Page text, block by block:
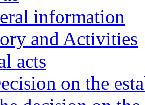
information
and Activities
acts
on the